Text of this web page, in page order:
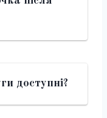
доступні?